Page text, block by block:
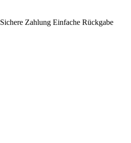
Sichere Zahlung Einfache Rückgabe